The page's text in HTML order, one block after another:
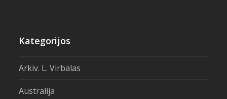
Kategorijos
Arkiv. L. Virbalas
Australija